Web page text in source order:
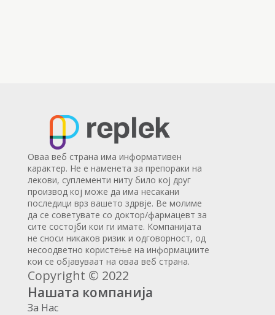
Оваа веб страна има информативен
карактер. Не е наменета за препораки на
лекови, суплементи ниту било кој друг
производ кој може да има несакани
последици врз вашето здрвје. Ве молиме
да се советувате со доктор/фармацевт за
сите состојби кои ги имате. Компанијата
не сноси никаков ризик и одговорност, од
несоодветно користење на информациите
кои се објавуваат на оваа веб страна.
Copyright © 2022
Нашата компанија
За Нас